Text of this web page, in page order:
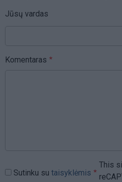
Jūsų vardas
Komentaras
Sutinku su taisyklėmis
This